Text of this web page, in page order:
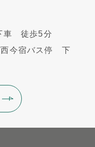
車 徒歩5分
今宿バス停 下